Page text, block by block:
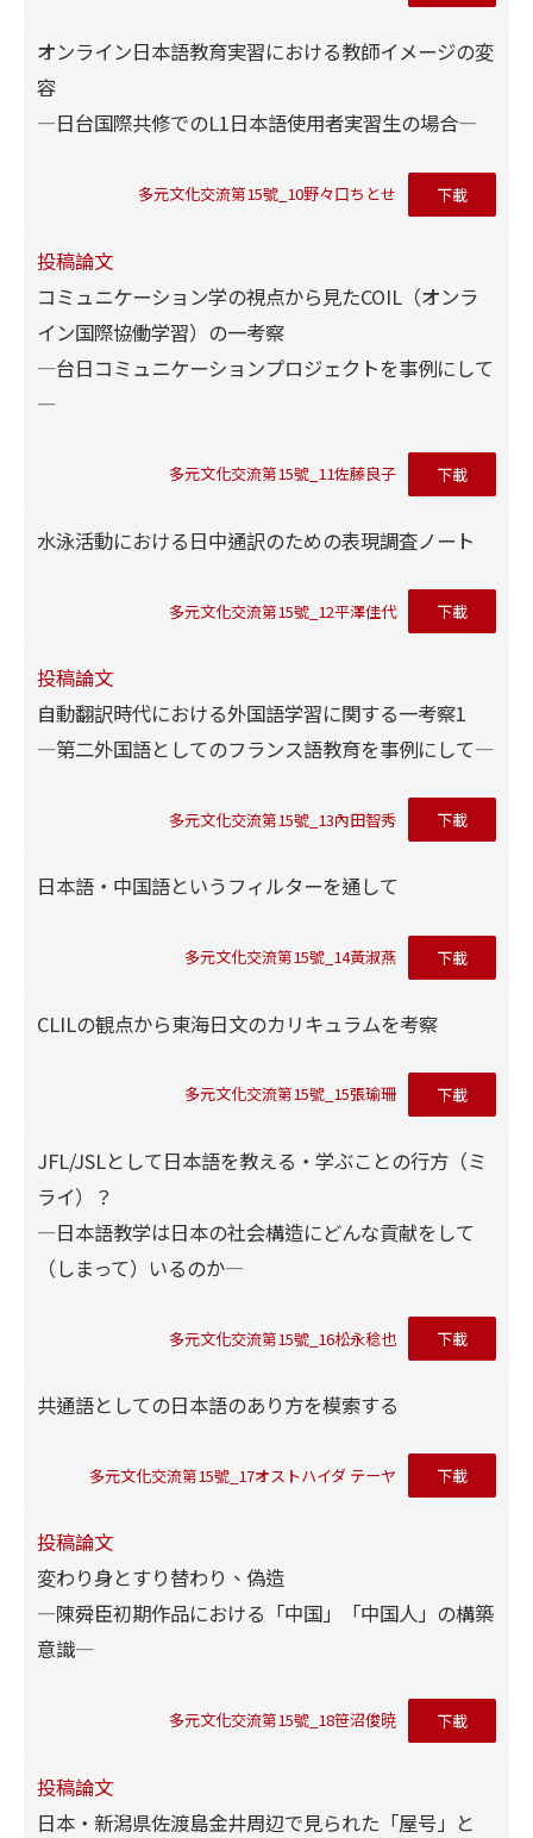
オンライン日本語教育実習における教師イメージの変
容
―日台国際共修でのL1日本語使用者実習生の場合―
多元文化交流第15號_10野々口ちとせ 下載
投稿論文
コミュニケーション学の視点から見たCOIL（オンラ
イン国際協働学習）の一考察
―台日コミュニケーションプロジェクトを事例にして
―
多元文化交流第15號_11佐藤良子 下載
水泳活動における日中通訳のための表現調査ノート
多元文化交流第15號_12平澤佳代 下載
投稿論文
自動翻訳時代における外国語学習に関する一考察1
―第二外国語としてのフランス語教育を事例にして―
多元文化交流第15號_13內田智秀 下載
日本語・中国語というフィルターを通して
多元文化交流第15號_14黃淑燕 下載
CLILの観点から東海日文のカリキュラムを考察
多元文化交流第15號_15張瑜珊 下載
JFL/JSLとして日本語を教える・学ぶことの行方（ミ
ライ）？
―日本語教学は日本の社会構造にどんな貢献をして
（しまって）いるのか―
多元文化交流第15號_16松永稔也 下載
共通語としての日本語のあり方を模索する
多元文化交流第15號_17オストハイダ テーヤ 下載
投稿論文
変わり身とすり替わり、偽造
―陳舜臣初期作品における「中国」「中国人」の構築
意識―
多元文化交流第15號_18笹沼俊暁 下載
投稿論文
日本・新潟県佐渡島金井周辺で見られた「屋号」と